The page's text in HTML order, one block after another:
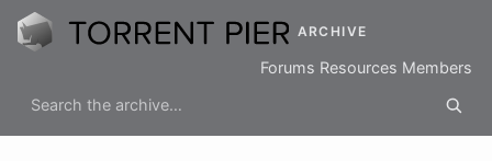
ARCHIVE
Forums Resources Members